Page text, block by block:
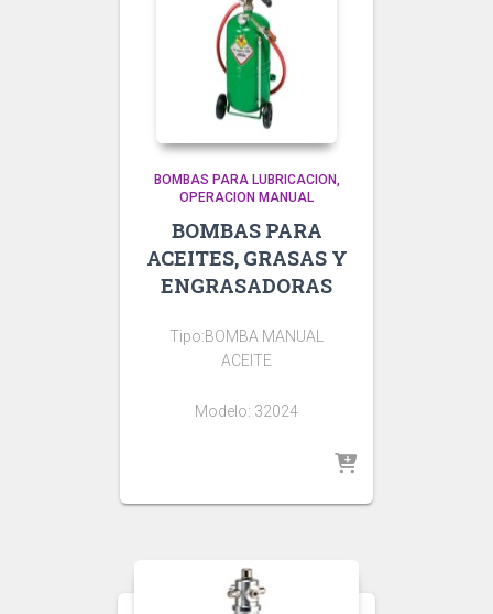
BOMBAS PARA LUBRICACION
OPERACION MANUAL
BOMBAS PARA
ACEITES, GRASAS Y
ENGRASADORAS
Tipo:BOMBA MANUAL
ACEITE
Modelo: 32024